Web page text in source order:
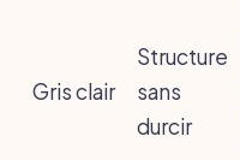
Gris clair
Structure
sans
durcir